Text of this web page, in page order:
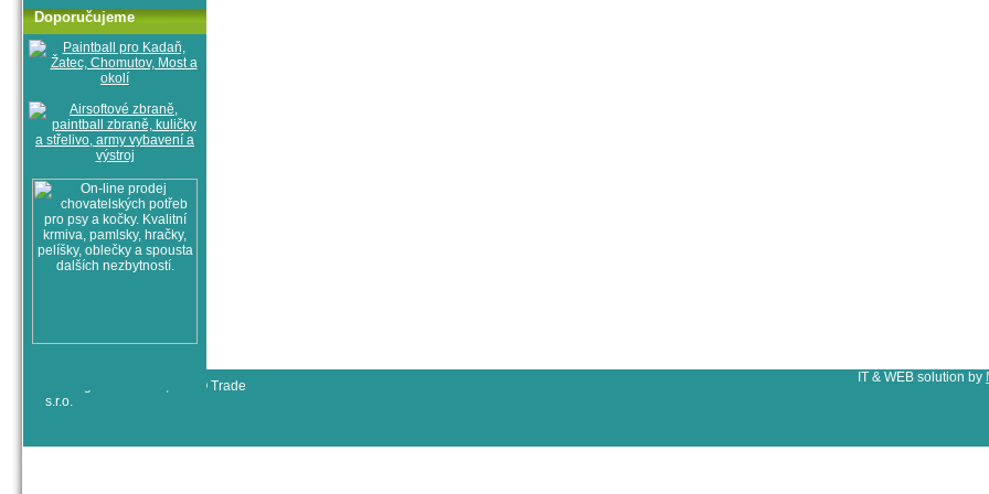
Doporučujeme
© All rights reserved, RYJO Trade
s.r.o.
IT & WEB solution by